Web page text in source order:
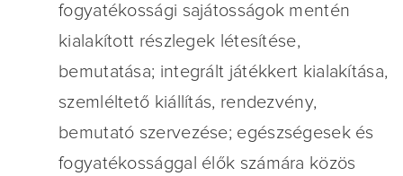
fogyatékossági sajátosságok mentén
kialakított részlegek létesítése,
bemutatása; integrált játékkert kialakítása,
szemléltető kiállítás, rendezvény,
bemutató szervezése; egészségesek és
fogyatékossággal élők számára közös